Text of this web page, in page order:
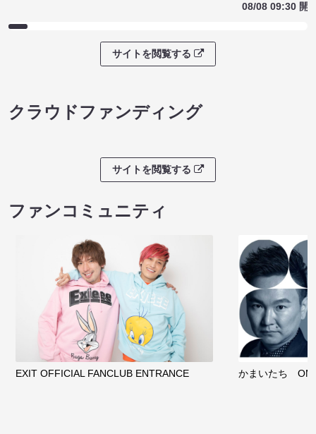
08/08 09:30 開
サイトを閲覧する
クラウドファンディング
サイトを閲覧する
ファンコミュニティ
EXIT OFFICIAL FANCLUB ENTRANCE かまいたち